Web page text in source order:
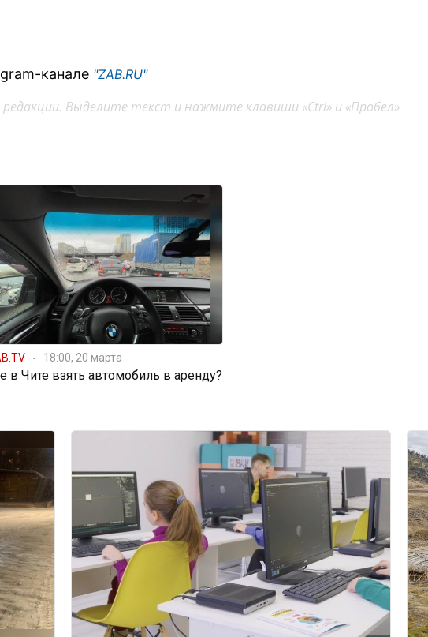
канале "ZAB.RU"
Выделите текст и нажмите клавиши «Ctrl» и «Пробел»
18:00, 20 марта
в Чите взять автомобиль в аренду?